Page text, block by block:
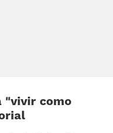
«vivir como